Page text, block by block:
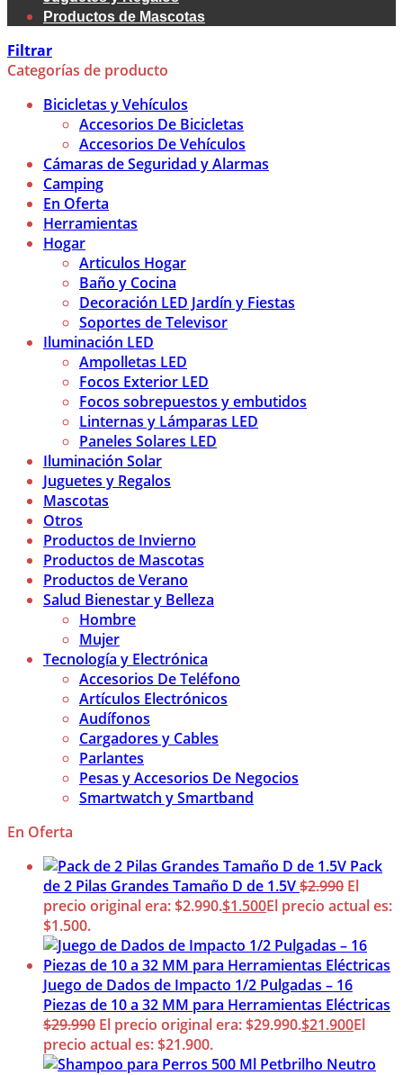
Productos de Mascotas
Filtrar
Categorías de producto
Bicicletas y Vehículos
Accesorios De Bicicletas
Accesorios De Vehículos
Cámaras de Seguridad y Alarmas
Camping
En Oferta
Herramientas
Hogar
Articulos Hogar
Baño y Cocina
Decoración LED Jardín y Fiestas
Soportes de Televisor
Iluminación LED
Ampolletas LED
Focos Exterior LED
Focos sobrepuestos y embutidos
Linternas y Lámparas LED
Paneles Solares LED
Iluminación Solar
Juguetes y Regalos
Mascotas
Otros
Productos de Invierno
Productos de Mascotas
Productos de Verano
Salud Bienestar y Belleza
Hombre
Mujer
Tecnología y Electrónica
Accesorios De Teléfono
Artículos Electrónicos
Audífonos
Cargadores y Cables
Parlantes
Pesas y Accesorios De Negocios
Smartwatch y Smartband
En Oferta
Pack
de 2 Pilas Grandes Tamaño D de 1.5V$2.990 El
precio original era: $2.990.$1.500El precio actual es:
$1.500.
Juego de Dados de Impacto 1/2 Pulgadas – 16
Piezas de 10 a 32 MM para Herramientas Eléctricas
$29.990 El precio original era: $29.990.$21.900El
precio actual es: $21.900.